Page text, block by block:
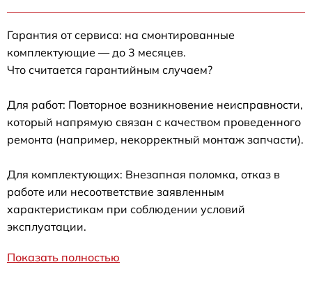
Гарантия от сервиса: на смонтированные
комплектующие — до 3 месяцев.
Что считается гарантийным случаем?
Для работ: Повторное возникновение неисправности,
который напрямую связан с качеством проведенного
ремонта (например, некорректный монтаж запчасти).
Для комплектующих: Внезапная поломка, отказ в
работе или несоответствие заявленным
характеристикам при соблюдении условий
эксплуатации.
Показать полностью